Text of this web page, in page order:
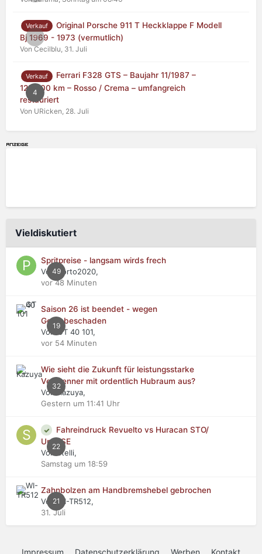
0
Verkauf
Original Porsche 911 T Heckklappe F Modell
Bj 1969 - 1973 (vermutlich)
Von Cecilblu, 31. Juli
4
Verkauf
Ferrari F328 GTS – Baujahr 11/1987 –
125.000 km – Rosso / Crema – umfangreich
restauriert
Von URicken, 28. Juli
Vieldiskutiert
49
Spritpreise - langsam wirds frech
Von Porto2020,
vor 48 Minuten
19
Saison 26 ist beendet - wegen
Getriebeschaden
Von GT 40 101,
vor 54 Minuten
32
Wie sieht die Zukunft für leistungsstarke
Verbrenner mit ordentlich Hubraum aus?
Von Kazuya,
Gestern um 11:41 Uhr
22
Fahreindruck Revuelto vs Huracan STO/
Urus SE
Von stelli,
Samstag um 18:59
21
Zahnbolzen am Handbremshebel gebrochen
Von WI-TR512,
31. Juli